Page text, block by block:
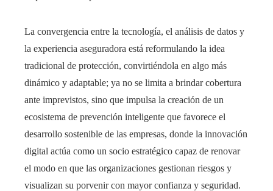
La convergencia entre la tecnología, el análisis de datos y
la experiencia aseguradora está reformulando la idea
tradicional de protección, convirtiéndola en algo más
dinámico y adaptable; ya no se limita a brindar cobertura
ante imprevistos, sino que impulsa la creación de un
ecosistema de prevención inteligente que favorece el
desarrollo sostenible de las empresas, donde la innovación
digital actúa como un socio estratégico capaz de renovar
el modo en que las organizaciones gestionan riesgos y
visualizan su porvenir con mayor confianza y seguridad.